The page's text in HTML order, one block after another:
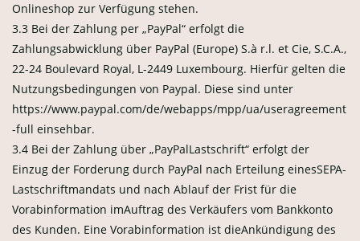
Onlineshop zur Verfügung stehen.
3.3 Bei der Zahlung per „PayPal“ erfolgt die
Zahlungsabwicklung über PayPal (Europe) S.à r.l. et Cie, S.C.A.,
22-24 Boulevard Royal, L-2449 Luxembourg. Hierfür gelten die
Nutzungsbedingungen von Paypal. Diese sind unter
https://www.paypal.com/de/webapps/mpp/ua/useragreement
-full einsehbar.
3.4 Bei der Zahlung über „PayPalLastschrift“ erfolgt der
Einzug der Forderung durch PayPal nach Erteilung einesSEPA-
Lastschriftmandats und nach Ablauf der Frist für die
Vorabinformation imAuftrag des Verkäufers vom Bankkonto
des Kunden. Eine Vorabinformation ist dieAnkündigung des